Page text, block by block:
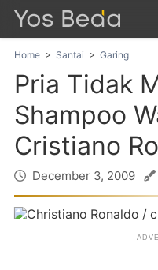
Home Santai Garing
Pria Tidak
Shampoo
Cristiano
December 3, 2009